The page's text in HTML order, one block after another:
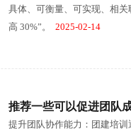
具体、可衡量、可实现、相
高 30%”。
2025-02-14
推荐一些可以促进团队
提升团队协作能力：团建培